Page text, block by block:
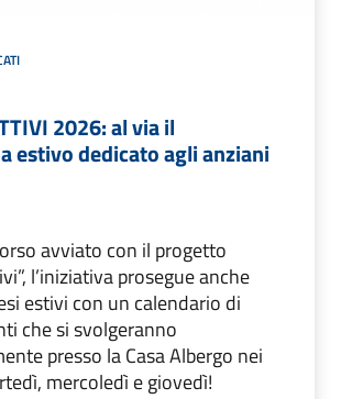
2026: al via il
estivo dedicato agli anziani
avviato con il progetto
l’iniziativa prosegue anche
estivi con un calendario di
che si svolgeranno
presso la Casa Albergo nei
mercoledì e giovedì!